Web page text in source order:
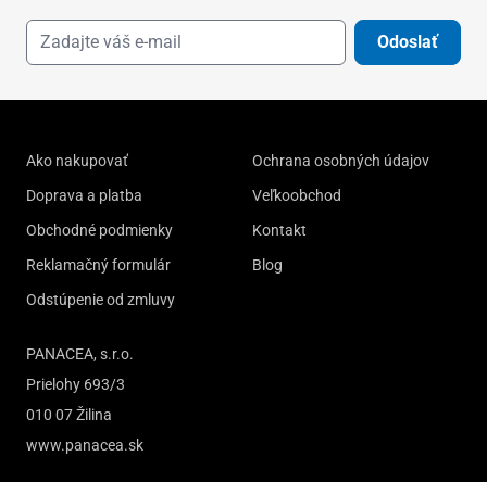
Odoslať
Ako nakupovať
Doprava a platba
Obchodné podmienky
Reklamačný formulár
Odstúpenie od zmluvy
Ochrana osobných údajov
Veľkoobchod
Kontakt
Blog
PANACEA, s.r.o.
Prielohy 693/3
010 07 Žilina
www.panacea.sk